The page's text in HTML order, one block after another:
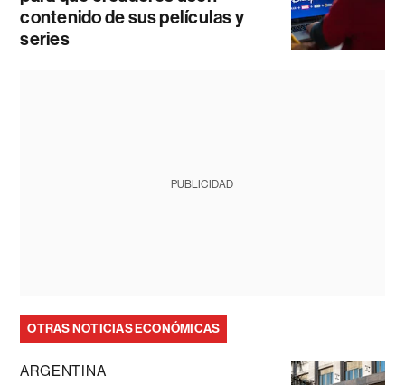
contenido de sus películas y
series
PUBLICIDAD
OTRAS NOTICIAS ECONÓMICAS
ARGENTINA